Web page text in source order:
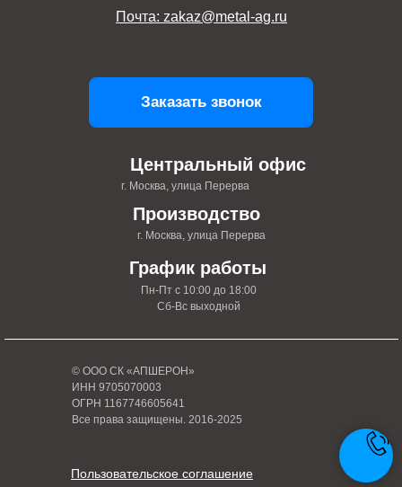
© ООО СК «АПШЕРОН»
ИНН 9705070003
ОГРН 1167746605641
Все права защищены. 2016-2025
Пользовательское соглашение
Центральный офис
г. Москва, улица Перерва
График работы
Пн-Пт с 10:00 до 18:00
Сб-Вс выходной
Производство
г. Москва, улица Перерва
Почта: zakaz@metal-ag.ru
Заказать звонок